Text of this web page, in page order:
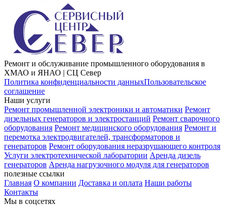
Ремонт и обслуживание промышленного оборудования в
ХМАО и ЯНАО | СЦ Север
Политика конфиденциальности данныхПользовательское
соглашение
Наши услуги
Ремонт промышленной электроники и автоматики Ремонт
дизельных генераторов и электростанций Ремонт сварочного
оборудования Ремонт медицинского оборудования Ремонт и
перемотка электродвигателей, трансформаторов и
генераторов Ремонт оборудования неразрушающего контроля
Услуги электротехнической лаборатории Аренда дизель
генераторов Аренда нагрузочного модуля для генераторов
полезные ссылки
Главная О компании Доставка и оплата Наши работы
Контакты
Мы в соцсетях